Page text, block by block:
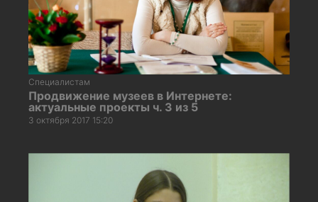
Специалистам
Продвижение музеев в Интернете:
актуальные проекты ч. 3 из 5
3 октября 2017 15:20